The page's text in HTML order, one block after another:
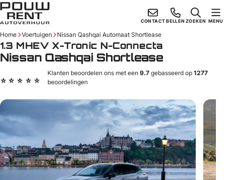
Skiplinks CONTACT BELLEN ZOEKEN MENU
Home Voertuigen Nissan Qashqai Automaat Shortlease
1.3 MHEV X-Tronic N-Connecta
Nissan Qashqai Shortlease
Klanten beoordelen ons met een9.7 gebasseerd op1277
beoordelingen